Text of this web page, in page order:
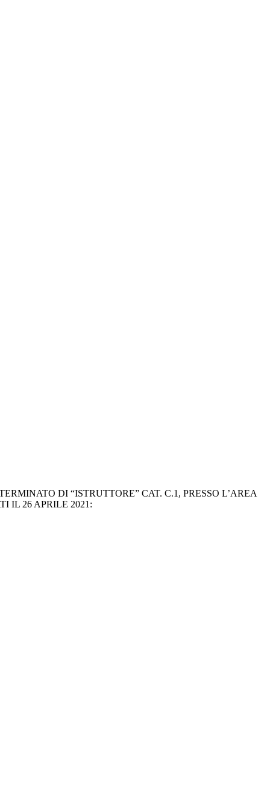
DI “ISTRUTTORE” CAT. C.1, PRESSO L’AREA
IL 26 APRILE 2021: